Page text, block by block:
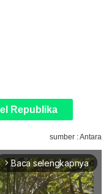
Republika
sumber : Antara
arrow_forward_ios Baca selengkapnya